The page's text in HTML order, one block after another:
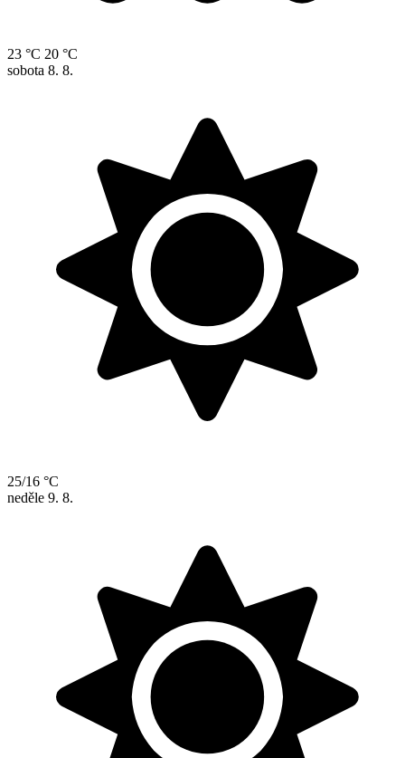
23 °C 20 °C
sobota 8. 8.
25/16 °C
neděle 9. 8.